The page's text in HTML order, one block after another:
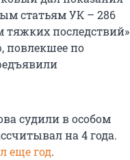
статьям УК – 286
последствий»
повлекшее по
судили в особом
на 4 года.
еще год.